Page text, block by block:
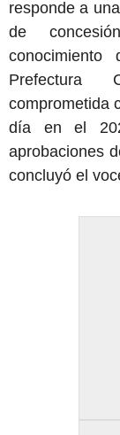
responde a
de
Prefectura
comprometida
día en el
aprobaciones
concluyó el